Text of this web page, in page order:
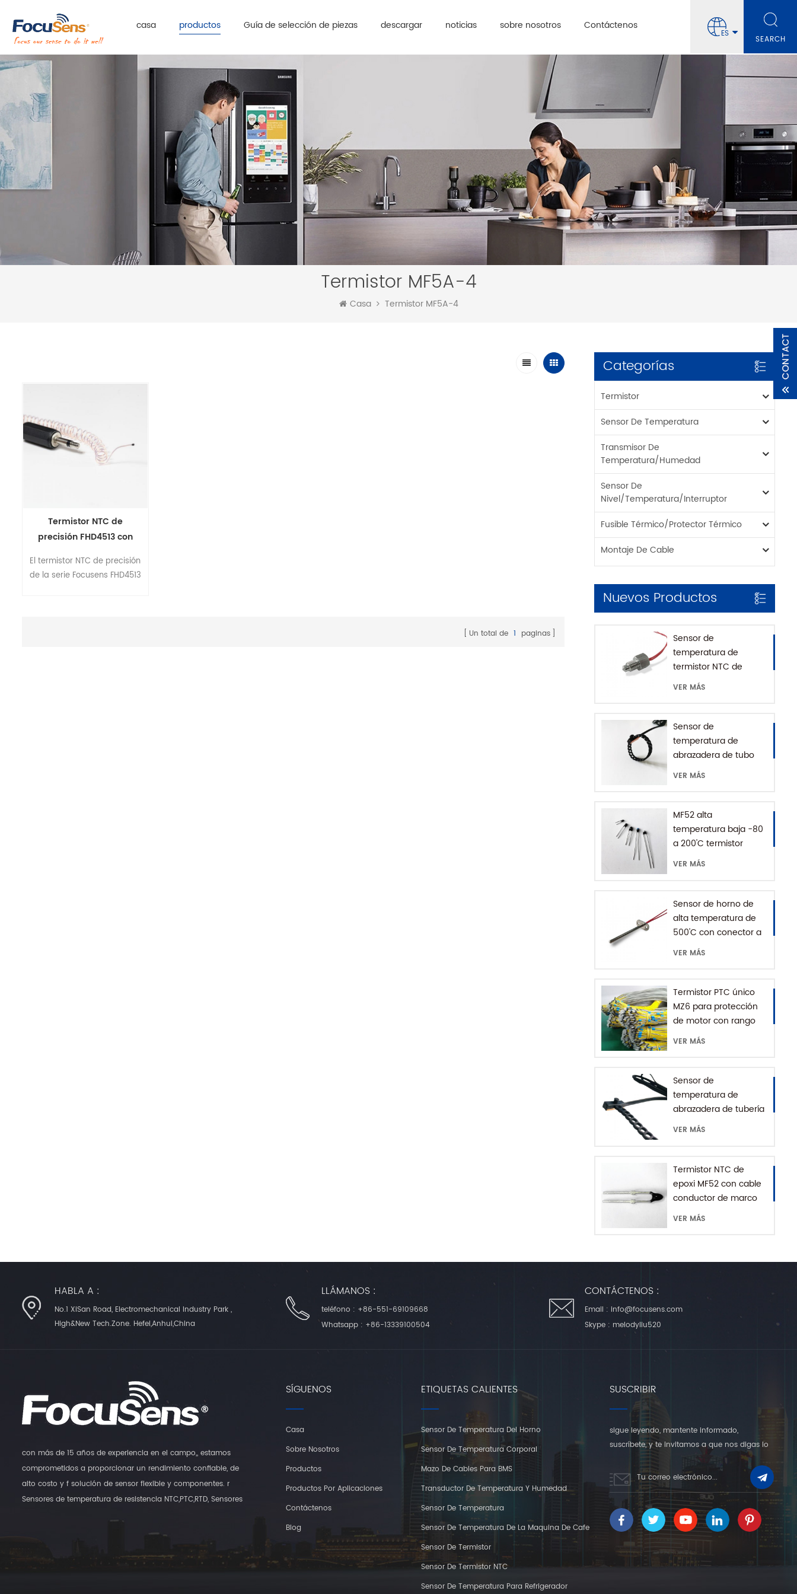
casa productos Guía de selección de piezas descargar noticias sobre nosotros Contáctenos
ES
Termistor MF5A-4
Casa Termistor MF5A-4
Categorías
Termistor
Sensor De Temperatura
Transmisor De
Temperatura/humedad
Sensor De
Nivel/temperatura/interruptor
Fusible Térmico/protector Térmico
Montaje De Cable
Nuevos Productos
Sensor de
temperatura de
termistor NTC de
montaje roscado para
VER MÁS
Sensor de
temperatura de
abrazadera de tubo
impermeable IP68
VER MÁS
MF52 alta
temperatura baja -80
a 200'C termistor
epoxi NTC
VER MÁS
Sensor de horno de
alta temperatura de
500'C con conector a
tierra
VER MÁS
Termistor PTC único
MZ6 para protección
de motor con rango
+60-180'C
VER MÁS
Sensor de
temperatura de
abrazadera de tubería
de agua serie MFE-1
VER MÁS
Termistor NTC de
epoxi MF52 con cable
conductor de marco
VER MÁS
Termistor NTC de
precisión FHD4513 con
El termistor NTC de precisión
de la serie Focusens FHD4513
Un total de 1 paginas
HABLA A :
No.1 XiSan Road, Electromechanical Industry Park ,
High&New Tech.Zone. Hefei,Anhui,China
LLÁMANOS :
teléfono : +86-551-69109668
Whatsapp : +86-13339100504
CONTÁCTENOS :
Email : info@focusens.com
Skype : melodyliu520
con más de 15 años de experiencia en el campo,, estamos
comprometidos a proporcionar un rendimiento confiable, de
alto costo y f solución de sensor flexible y componentes. r
Sensores de temperatura de resistencia NTC,PTC,RTD, Sensores
sensores de interruptores magnéticos son nuestros principales
SÍGUENOS
Casa
Sobre Nosotros
Productos
Productos Por Aplicaciones
Contáctenos
Blog
ETIQUETAS CALIENTES
Sensor De Temperatura Del Horno
Sensor De Temperatura Corporal
Mazo De Cables Para BMS
Transductor De Temperatura Y Humedad
Sensor De Temperatura
Sensor De Temperatura De La Maquina De Cafe
Sensor De Termistor
Sensor De Termistor NTC
Sensor De Temperatura Para Refrigerador
SUSCRIBIR
sigue leyendo, mantente informado,
suscríbete, y te invitamos a que nos digas lo
que piensas.